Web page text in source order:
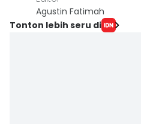
Agustin Fatimah
Tonton lebih seru di